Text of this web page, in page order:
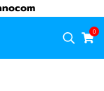
0